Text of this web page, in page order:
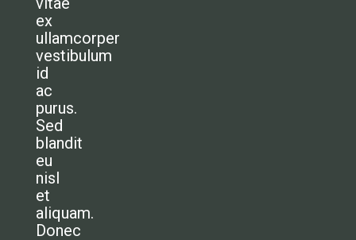
WAAROM
HOE WERKT HET
OVER TRANSPORTSUBSIDIES
ONS BLOG
ex
ullamcorper
vestibulum
id
ac
purus.
Sed
blandit
eu
nisl
et
aliquam.
Donec